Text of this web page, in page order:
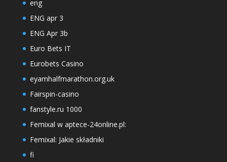
eng
ENG apr 3
ENG Apr 3b
Euro Bets IT
Eurobets Casino
eyamhalfmarathon.org.uk
Fairspin-casino
fanstyle.ru 1000
Femixal w aptece-24online.pl:
Femixal: Jakie składniki
fi